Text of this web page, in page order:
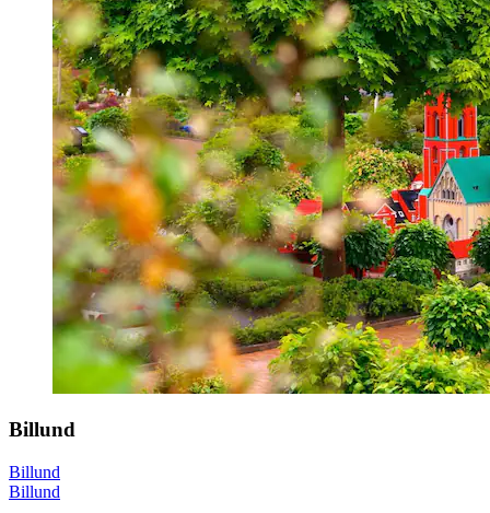
Billund
Billund
Billund